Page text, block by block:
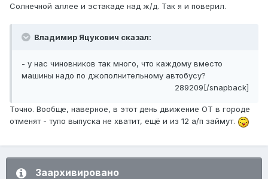
Солнечной аллее и эстакаде над ж/д. Так я и поверил.
Владимир Яцукович сказал:
- у нас чиновников так много, что каждому вместо
машины надо по джополнительному автобусу?
289209[/snapback]
Точно. Вообще, наверное, в этот день движение ОТ в городе
отменят - тупо выпуска не хватит, ещё и из 12 а/п займут.
Заархивировано